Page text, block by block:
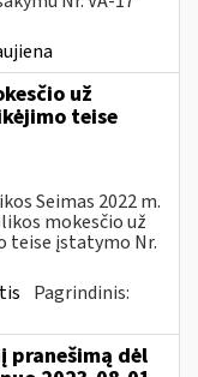
už
teise
Seimas 2022 m.
mokesčio už
teise įstatymo Nr.
Pagrindinis:
pranešimą dėl